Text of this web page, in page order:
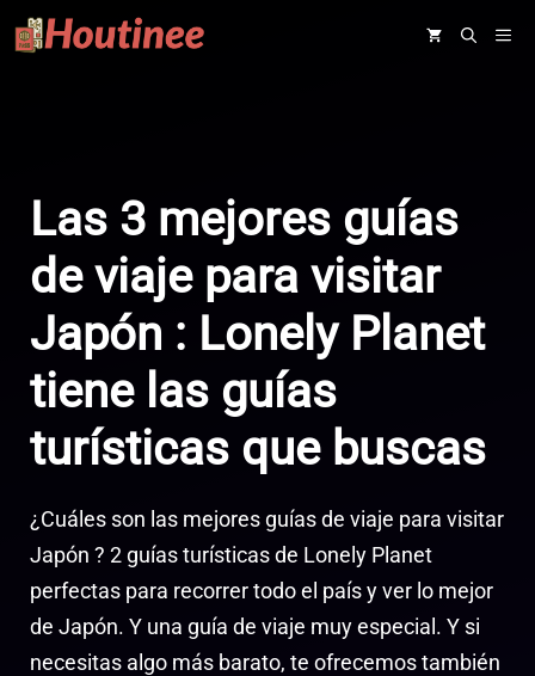
Saltar
al
Las 3 mejores guías
de viaje para visitar
Japón : Lonely Planet
tiene las guías
turísticas que buscas
¿Cuáles son las mejores guías de viaje para visitar
Japón ? 2 guías turísticas de Lonely Planet
perfectas para recorrer todo el país y ver lo mejor
de Japón. Y una guía de viaje muy especial. Y si
necesitas algo más barato, te ofrecemos también